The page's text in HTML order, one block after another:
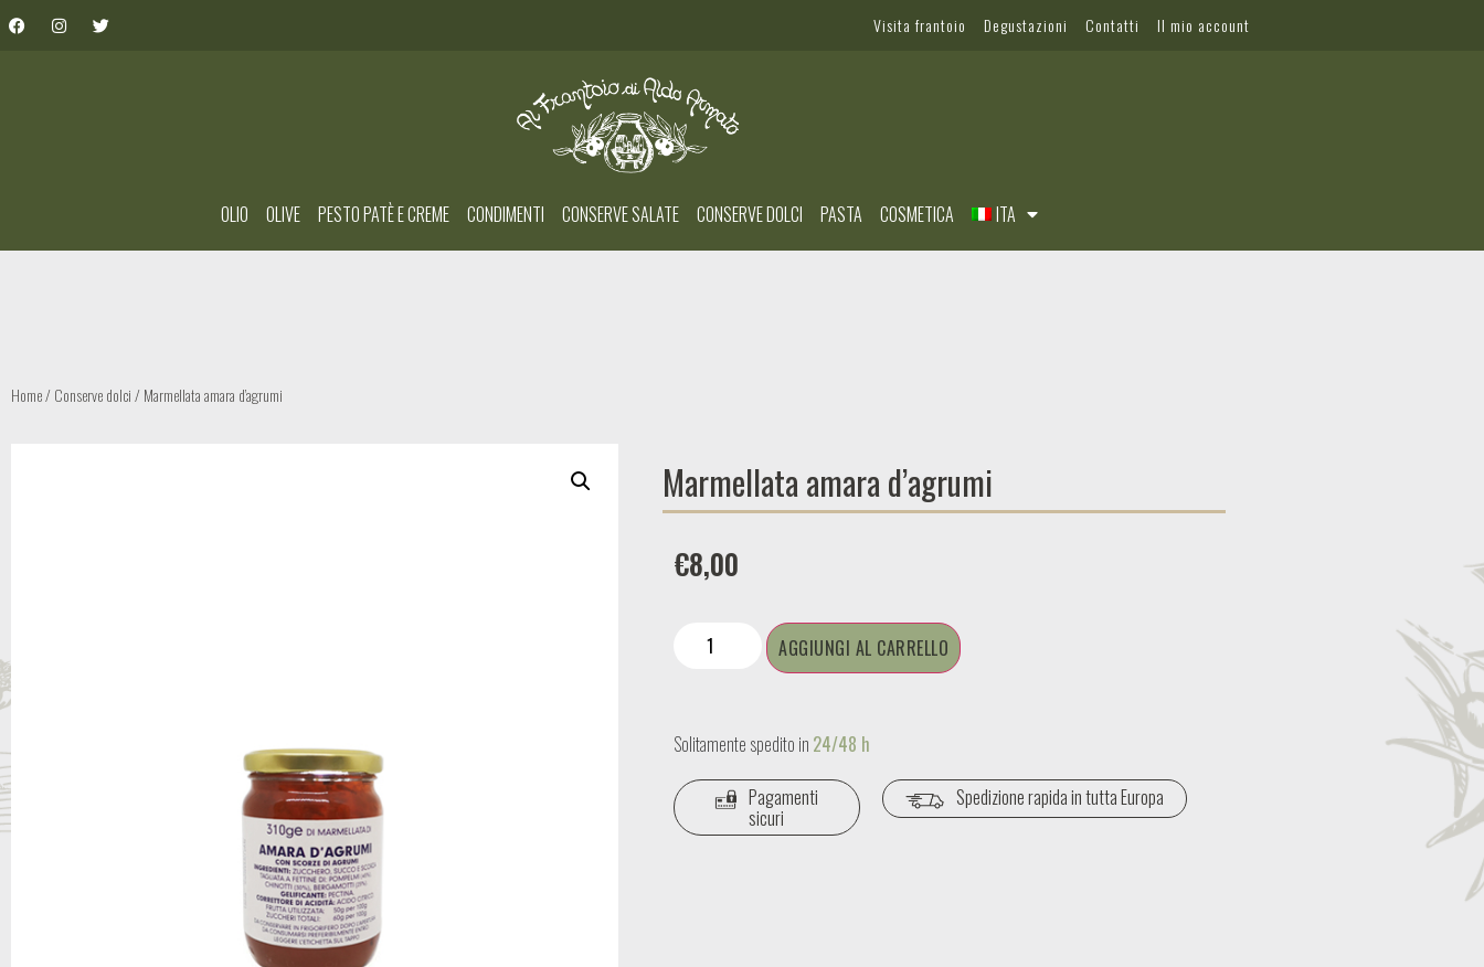
Visita frantoio Degustazioni Contatti Il mio account
OLIO OLIVE PESTO PATÈ E CREME CONDIMENTI CONSERVE SALATE CONSERVE DOLCI PASTA COSMETICA ITA
Home/Conserve dolci/ Marmellata amara d’agrumi
Marmellata amara d’agrumi
€8,00
AGGIUNGI AL CARRELLO
Solitamente spedito in 24/48 h
Pagamenti
sicuri
Spedizione rapida in tutta Europa